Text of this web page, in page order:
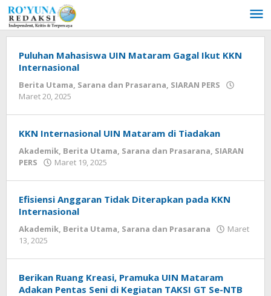
Lewati
ke
konten
Puluhan Mahasiswa UIN Mataram Gagal Ikut KKN
Internasional
Berita Utama, Sarana dan Prasarana, SIARAN PERS
Maret 20, 2025
KKN Internasional UIN Mataram di Tiadakan
Akademik, Berita Utama, Sarana dan Prasarana, SIARAN
PERS
Maret 19, 2025
Efisiensi Anggaran Tidak Diterapkan pada KKN
Internasional
Akademik, Berita Utama, Sarana dan Prasarana
Maret
13, 2025
Berikan Ruang Kreasi, Pramuka UIN Mataram
Adakan Pentas Seni di Kegiatan TAKSI GT Se-NTB